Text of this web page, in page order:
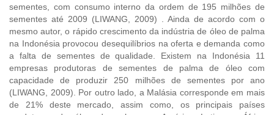
sementes, com consumo interno da ordem de 195 milhões de
sementes até 2009 (LIWANG, 2009) . Ainda de acordo com o
mesmo autor, o rápido crescimento da indústria de óleo de palma
na Indonésia provocou desequilíbrios na oferta e demanda como
a falta de sementes de qualidade. Existem na Indonésia 11
empresas produtoras de sementes de palma de óleo com
capacidade de produzir 250 milhões de sementes por ano
(LIWANG, 2009). Por outro lado, a Malásia corresponde em mais
de 21% deste mercado, assim como, os principais países